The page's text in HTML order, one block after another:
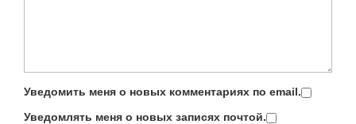
Уведомить меня о новых комментариях по email.
Уведомлять меня о новых записях почтой.